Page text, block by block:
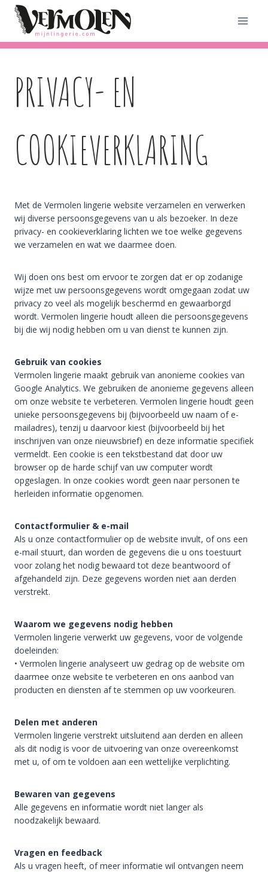
Doorgaan
inhoud
PRIVACY- EN
COOKIEVERKLARING
Met de Vermolen lingerie website verzamelen en verwerken
wij diverse persoonsgegevens van u als bezoeker. In deze
privacy- en cookieverklaring lichten we toe welke gegevens
we verzamelen en wat we daarmee doen.
Wij doen ons best om ervoor te zorgen dat er op zodanige
wijze met uw persoonsgegevens wordt omgegaan zodat uw
privacy zo veel als mogelijk beschermd en gewaarborgd
wordt. Vermolen lingerie houdt alleen die persoonsgegevens
bij die wij nodig hebben om u van dienst te kunnen zijn.
Gebruik van cookies
Vermolen lingerie maakt gebruik van anonieme cookies van
Google Analytics. We gebruiken de anonieme gegevens alleen
om onze website te verbeteren. Vermolen lingerie houdt geen
unieke persoonsgegevens bij (bijvoorbeeld uw naam of e-
mailadres), tenzij u daarvoor kiest (bijvoorbeeld bij het
inschrijven van onze nieuwsbrief) en deze informatie specifiek
vermeldt. Een cookie is een tekstbestand dat door uw
browser op de harde schijf van uw computer wordt
opgeslagen. In onze cookies wordt geen naar personen te
herleiden informatie opgenomen.
Contactformulier & e-mail
Als u onze contactformulier op de website invult, of ons een
e-mail stuurt, dan worden de gegevens die u ons toestuurt
voor zolang het nodig bewaard tot deze beantwoord of
afgehandeld zijn. Deze gegevens worden niet aan derden
verstrekt.
Waarom we gegevens nodig hebben
Vermolen lingerie verwerkt uw gegevens, voor de volgende
doeleinden:
• Vermolen lingerie analyseert uw gedrag op de website om
daarmee onze website te verbeteren en ons aanbod van
producten en diensten af te stemmen op uw voorkeuren.
Delen met anderen
Vermolen lingerie verstrekt uitsluitend aan derden en alleen
als dit nodig is voor de uitvoering van onze overeenkomst
met u, of om te voldoen aan een wettelijke verplichting.
Bewaren van gegevens
Alle gegevens en informatie wordt niet langer als
noodzakelijk bewaard.
Vragen en feedback
Als u vragen heeft, of meer informatie wil ontvangen neem